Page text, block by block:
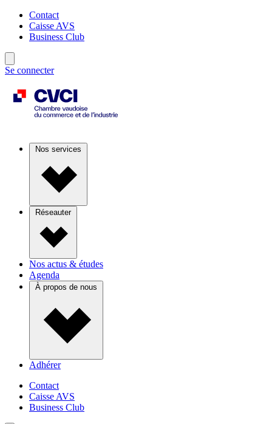
Contact
Caisse AVS
Business Club
Se connecter
Nos services
Réseauter
Nos actus & études
Agenda
À propos de nous
Adhérer
Contact
Caisse AVS
Business Club